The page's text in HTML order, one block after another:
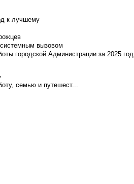
к лучшему
вызовом
городской Администрации за 2025 год
семью и путешест...